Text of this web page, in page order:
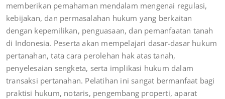
memberikan pemahaman mendalam mengenai regulasi,
kebijakan, dan permasalahan hukum yang berkaitan
dengan kepemilikan, penguasaan, dan pemanfaatan tanah
di Indonesia. Peserta akan mempelajari dasar-dasar hukum
pertanahan, tata cara perolehan hak atas tanah,
penyelesaian sengketa, serta implikasi hukum dalam
transaksi pertanahan. Pelatihan ini sangat bermanfaat bagi
praktisi hukum, notaris, pengembang properti, aparat